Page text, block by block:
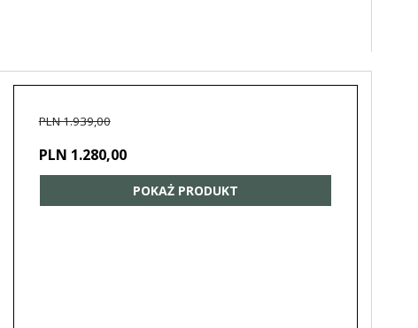
PLN 1.939,00
PLN 1.280,00
POKAŻ PRODUKT